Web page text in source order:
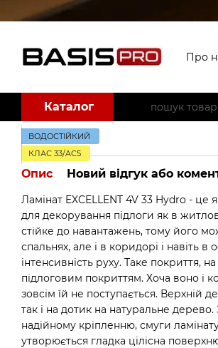
Перейти до основного контенту
Про
Каталог
ВОДОСТІЙКИЙ
КЛАС 33/AC5
Опис Новий відгук або
Ламінат EXCELLENT 4V 33 Hydro - це
для декорування підлоги як в
стійке до навантажень, тому його
спальнях, але і в коридорі і навіть
інтенсивність руху. Таке покриття,
підлоговим покриттям. Хоча воно і
зовсім їй не поступається. Верхній
так і на дотик на натуральне
надійному кріпленню, смуги
утворюється гладка цілісна